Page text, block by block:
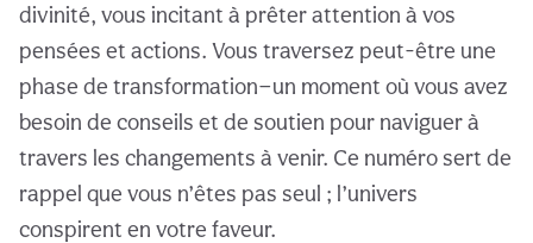
divinité, vous incitant à prêter attention à vos
pensées et actions. Vous traversez peut-être une
phase de transformation—un moment où vous avez
besoin de conseils et de soutien pour naviguer à
travers les changements à venir. Ce numéro sert de
rappel que vous n’êtes pas seul ; l’univers
conspirent en votre faveur.